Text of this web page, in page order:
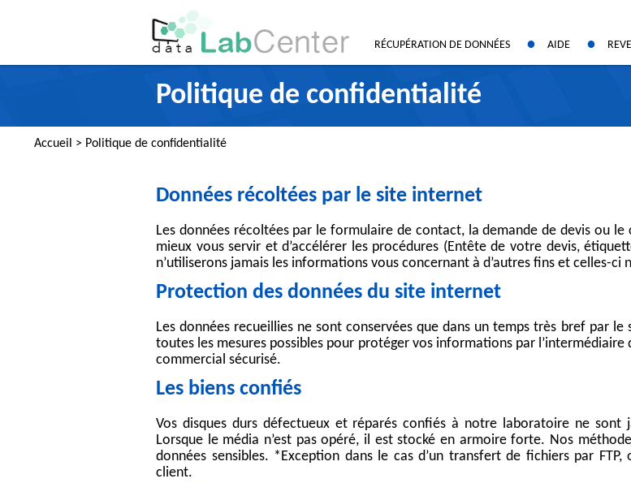
RÉCUPÉRATION DE DONNÉES
Récupération de données disque dur
Récupération de données SSD
Récupération de données carte mémoire
Récupération de données NAS
Récupération de données de serveur NAS HP
Récupération NAS QNAP
Récupération de données serveurs virtuels VMware
Récupération de données par marque
Récupération de données Synology
Récupération de données LSI MegaRAID
Récupération de données sur serveur IBM
AIDE
Demandez votre devis gratuit
Récupération sur mesure
Questions / réponses fréquentes
Pourquoi choisir le laboratoire Data LabCenter
Investigation Numérique
Téléchargement
Reportages
Politique de confidentialité
Accueil > Politique de confidentialité
Données récoltées par le site internet
Les données récoltées par le formulaire de contact, la demande de devis ou
mieux vous servir et d’accélérer les procédures (Entête de votre devis,
n’utiliserons jamais les informations vous concernant à d’autres fins et celles-
Protection des données du site internet
Les données recueillies ne sont conservées que dans un temps très bref par
toutes les mesures possibles pour protéger vos informations par l’intermédiaire
commercial sécurisé.
Les biens confiés
Vos disques durs défectueux et réparés confiés à notre laboratoire ne
Lorsque le média n’est pas opéré, il est stocké en armoire forte. Nos
données sensibles. *Exception dans le cas d’un transfert de fichiers par
client.